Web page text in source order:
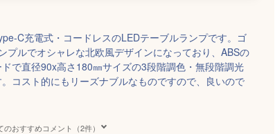
C充電式・コードレスのLEDテーブルランプです。ゴ
プルでオシャレな北欧風デザインになっており、ABSの
で直径90x高さ180㎜サイズの3段階調色・無段階調光
コスト的にもリーズナブルなものですので、良いので
のおすすめコメント（2件）